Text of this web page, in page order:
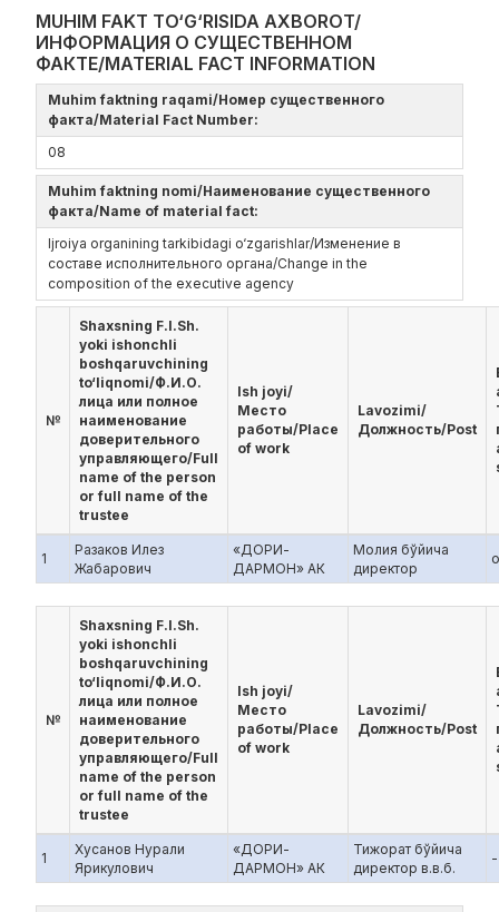
MUHIM FAKT TO‘G‘RISIDA AXBOROT/
ИНФОРМАЦИЯ О СУЩЕСТВЕННОМ
ФАКТЕ/MATERIAL FACT INFORMATION
Muhim faktning raqami/Номер существенного
факта/Material Fact Number:
08
Muhim faktning nomi/Наименование существенного
факта/Name of material fact:
Ijroiya organining tarkibidagi o‘zgarishlar/Изменение в
составе исполнительного органа/Change in the
composition of the executive agency
№
Shaxsning F.I.Sh.
yoki ishonchli
boshqaruvchining
to‘liqnomi/Ф.И.О.
лица или полное
наименование
доверительного
управляющего/Full
name of the person
or full name of the
trustee
Ish joyi/
Место
работы/Place
of work
Lavozimi/
Должность/Post
1
Разаков Илез
Жабарович
«ДОРИ-
ДАРМОН» АК
Молия бўйича
директор
№
Shaxsning F.I.Sh.
yoki ishonchli
boshqaruvchining
to‘liqnomi/Ф.И.О.
лица или полное
наименование
доверительного
управляющего/Full
name of the person
or full name of the
trustee
Ish joyi/
Место
работы/Place
of work
Lavozimi/
Должность/Post
1
Хусанов Нурали
Ярикулович
«ДОРИ-
ДАРМОН» АК
Тижорат бўйича
директор в.в.б.
-